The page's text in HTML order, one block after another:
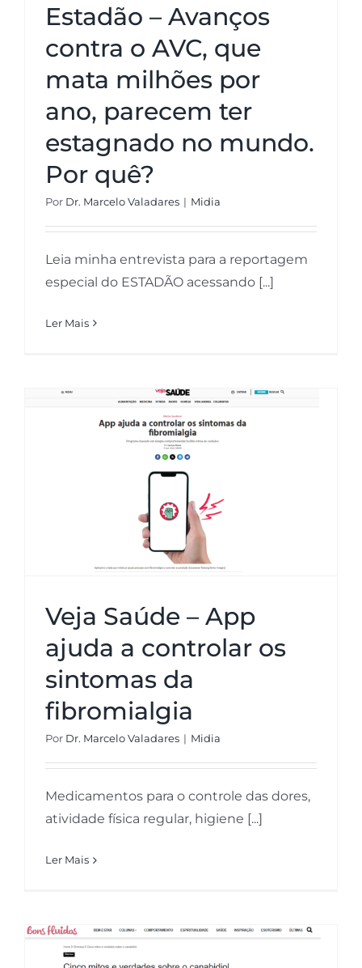
Estadão – Avanços
contra o AVC, que
mata milhões por
ano, parecem ter
estagnado no mundo.
Por quê?
Por Dr. Marcelo Valadares | Midia
Leia minha entrevista para a reportagem
especial do ESTADÃO acessando [...]
Ler Mais
Veja Saúde – App ajuda a
controlar os sintomas da
fibromialgia
Veja Saúde – App
ajuda a controlar os
sintomas da
fibromialgia
Por Dr. Marcelo Valadares | Midia
Medicamentos para o controle das dores,
atividade física regular, higiene [...]
Ler Mais